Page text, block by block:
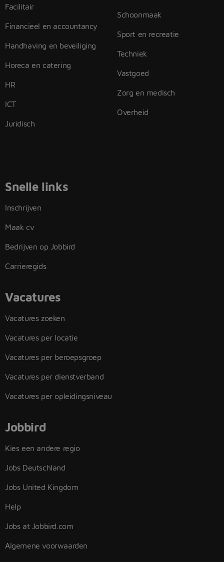
Facilitair
Financieel en accountancy
Handhaving en beveiliging
Horeca en catering
HR
ICT
Juridisch
Schoonmaak
Sport en recreatie
Techniek
Vastgoed
Zorg en medisch
Overheid
Snelle links
Inschrijven
Maak cv
Bedrijven op Jobbird
Carrieregids
Vacatures
Vacatures zoeken
Vacatures per locatie
Vacatures per beroepsgroep
Vacatures per dienstverband
Vacatures per opleidingsniveau
Jobbird
Kies een andere regio
Jobs Deutschland
Jobs United Kingdom
Help
Jobs at Jobbird.com
Algemene voorwaarden